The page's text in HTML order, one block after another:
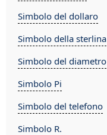
Simbolo del dollaro
Simbolo della sterlina
Simbolo del diametro
Simbolo Pi
Simbolo del telefono
Simbolo R.